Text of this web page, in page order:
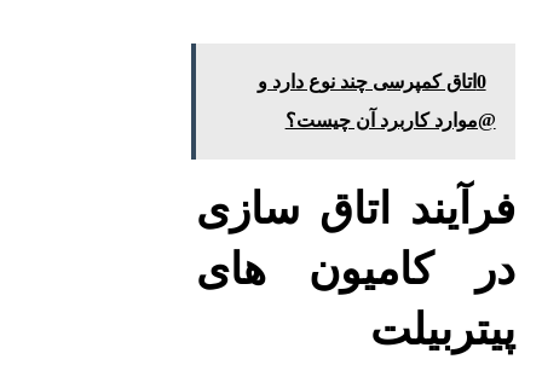
0اتاق کمپرسی چند نوع دارد و
@موارد کاربرد آن چیست؟
فرآیند اتاق سازی
در کامیون‌ های
پیتربیلت